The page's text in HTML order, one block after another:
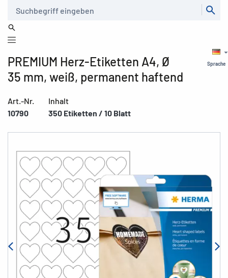
Sprache
PREMIUM Herz-Etiketten A4, Ø
35 mm, weiß, permanent haftend
Art.-Nr.
10790
Inhalt
350 Etiketten / 10 Blatt